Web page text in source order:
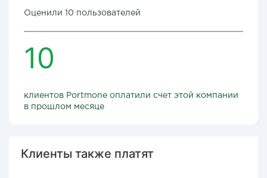
Оценили 10 пользователей
10
клиентов Portmone оплатили счет этой компании
в прошлом месяце
Клиенты также платят